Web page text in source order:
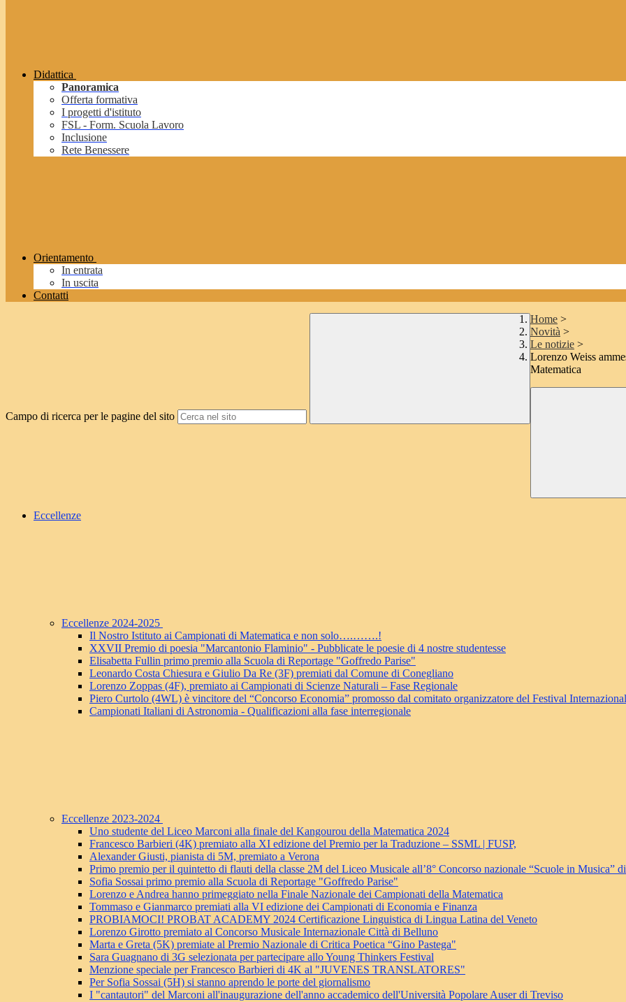
Didattica
Panoramica
Offerta formativa
I progetti d'istituto
FSL - Form. Scuola Lavoro
Inclusione
Rete Benessere
Orientamento
In entrata
In uscita
Contatti
Campo di ricerca per le pagine del sito
Home >
Novità >
Le notizie >
Lorenzo Weiss
Matematica
Eccellenze
Eccellenze 2024-2025
Il Nostro Istituto ai Campionati di Matematica e non solo….…….!
XXVII Premio di poesia "Marcantonio Flaminio" - Pubblicate le poesie di 4 nostre studentesse
Elisabetta Fullin primo premio alla Scuola di Reportage "Goffredo Parise"
Leonardo Costa Chiesura e Giulio Da Re (3F) premiati dal Comune di Conegliano
Lorenzo Zoppas (4F), premiato ai Campionati di Scienze Naturali – Fase Regionale
Piero Curtolo (4WL) è vincitore del “Concorso Economia” promosso dal comitato organizzatore del Festival
Campionati Italiani di Astronomia - Qualificazioni alla fase interregionale
Eccellenze 2023-2024
Uno studente del Liceo Marconi alla finale del Kangourou della Matematica 2024
Francesco Barbieri (4K) premiato alla XI edizione del Premio per la Traduzione – SSML | FUSP,
Alexander Giusti, pianista di 5M, premiato a Verona
Primo premio per il quintetto di flauti della classe 2M del Liceo Musicale all’8° Concorso nazionale “Scuole in Musica”
Sofia Sossai primo premio alla Scuola di Reportage "Goffredo Parise"
Lorenzo e Andrea hanno primeggiato nella Finale Nazionale dei Campionati della Matematica
Tommaso e Gianmarco premiati alla VI edizione dei Campionati di Economia e Finanza
PROBIAMOCI! PROBAT ACADEMY 2024 Certificazione Linguistica di Lingua Latina del Veneto
Lorenzo Girotto premiato al Concorso Musicale Internazionale Città di Belluno
Marta e Greta (5K) premiate al Premio Nazionale di Critica Poetica “Gino Pastega"
Sara Guagnano di 3G selezionata per partecipare allo Young Thinkers Festival
Menzione speciale per Francesco Barbieri di 4K al "JUVENES TRANSLATORES"
Per Sofia Sossai (5H) si stanno aprendo le porte del giornalismo
I "cantautori" del Marconi all'inaugurazione dell'anno accademico dell'Università Popolare Auser di Treviso